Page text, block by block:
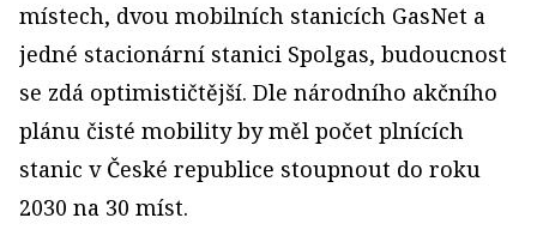
místech, dvou mobilních stanicích GasNet a
jedné stacionární stanici Spolgas, budoucnost
se zdá optimističtější. Dle národního akčního
plánu čisté mobility by měl počet plnících
stanic v České republice stoupnout do roku
2030 na 30 míst.